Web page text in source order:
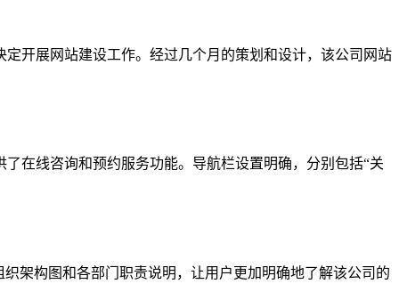
开展网站建设工作。经过几个月的策划和设计，该公司网站
在线咨询和预约服务功能。导航栏设置明确，分别包括“关
架构图和各部门职责说明，让用户更加明确地了解该公司的